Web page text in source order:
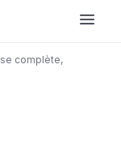
complète,